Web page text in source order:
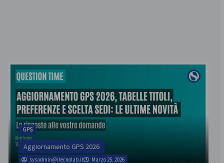
GPS
Aggiornamento GPS 2026
sysadmin@itecnolab.it Marzo 25, 2026